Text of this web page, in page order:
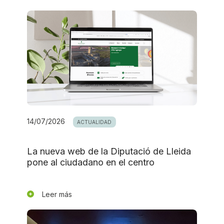
14/07/2026 ACTUALIDAD
La nueva web de la Diputació de Lleida
pone al ciudadano en el centro
Leer más